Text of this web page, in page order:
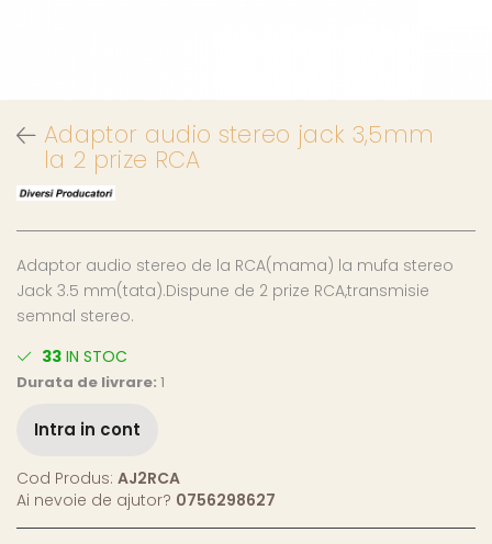
Adaptor audio stereo jack 3,5mm
la 2 prize RCA
Adaptor audio stereo de la RCA(mama) la mufa stereo
Jack 3.5 mm(tata).Dispune de 2 prize RCA,transmisie
semnal stereo.
33 IN STOC
Durata de livrare: 1
Intra in cont
Cod Produs: AJ2RCA
Ai nevoie de ajutor? 0756298627